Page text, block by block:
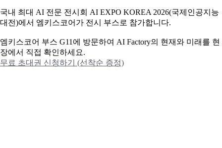
국내 최대 AI 전문 전시회 AI EXPO KOREA 2026(국제인공지능
대전)에서 엠키스코어가 전시 부스로 참가합니다.
엠키스코어 부스 G11에 방문하여 AI Factory의 현재와 미래를 현
장에서 직접 확인하세요.
무료 초대권 신청하기 (선착순 증정)